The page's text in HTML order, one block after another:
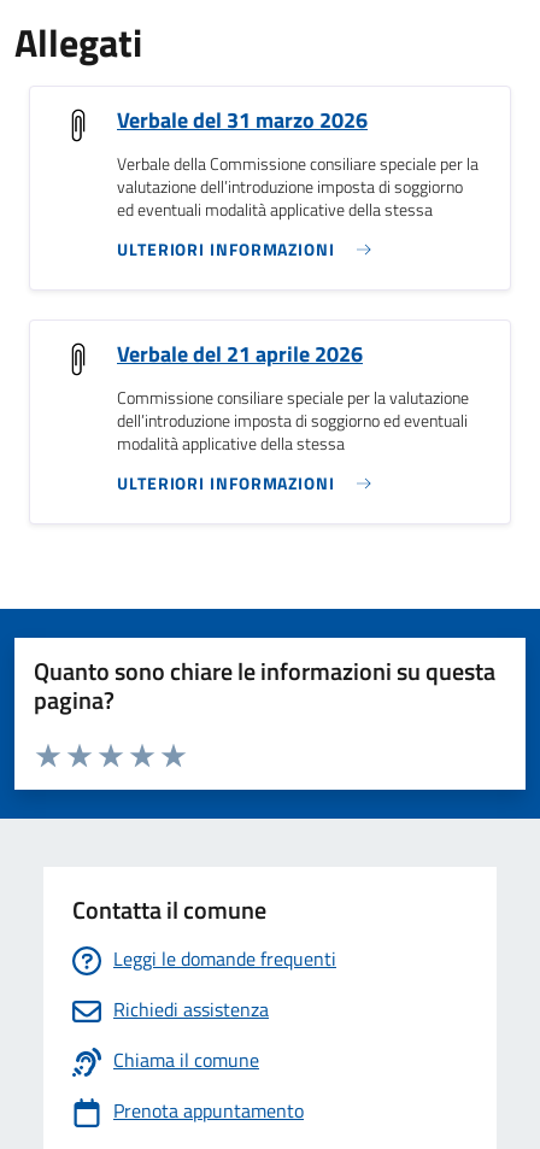
Allegati
Verbale del 31 marzo 2026
Verbale della Commissione consiliare speciale per la
valutazione dell’introduzione imposta di soggiorno
ed eventuali modalità applicative della stessa
ULTERIORI INFORMAZIONI
Verbale del 21 aprile 2026
Commissione consiliare speciale per la valutazione
dell’introduzione imposta di soggiorno ed eventuali
modalità applicative della stessa
ULTERIORI INFORMAZIONI
Quanto sono chiare le informazioni su questa
pagina?
Valuta da 1 a 5 stelle la pagina
Valuta 5 stelle su 5
Valuta 4 stelle su 5
Valuta 3 stelle su 5
Valuta 2 stelle su 5
Valuta 1 stelle su 5
Contatta il comune
Leggi le domande frequenti
Richiedi assistenza
Chiama il comune
Prenota appuntamento